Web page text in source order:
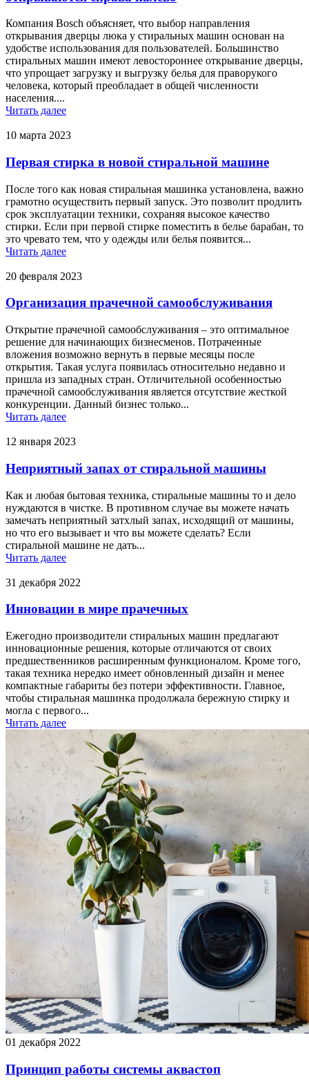
Компания Bosch объясняет, что выбор направления
открывания дверцы люка у стиральных машин основан на
удобстве использования для пользователей. Большинство
стиральных машин имеют левостороннее открывание дверцы,
что упрощает загрузку и выгрузку белья для праворукого
человека, который преобладает в общей численности
населения....
Читать далее
10 марта 2023
Первая стирка в новой стиральной машине
После того как новая стиральная машинка установлена, важно
грамотно осуществить первый запуск. Это позволит продлить
срок эксплуатации техники, сохраняя высокое качество
стирки. Если при первой стирке поместить в белье барабан, то
это чревато тем, что у одежды или белья появится...
Читать далее
20 февраля 2023
Организация прачечной самообслуживания
Открытие прачечной самообслуживания – это оптимальное
решение для начинающих бизнесменов. Потраченные
вложения возможно вернуть в первые месяцы после
открытия. Такая услуга появилась относительно недавно и
пришла из западных стран. Отличительной особенностью
прачечной самообслуживания является отсутствие жесткой
конкуренции. Данный бизнес только...
Читать далее
12 января 2023
Неприятный запах от стиральной машины
Как и любая бытовая техника, стиральные машины то и дело
нуждаются в чистке. В противном случае вы можете начать
замечать неприятный затхлый запах, исходящий от машины,
но что его вызывает и что вы можете сделать? Если
стиральной машине не дать...
Читать далее
31 декабря 2022
Инновации в мире прачечных
Ежегодно производители стиральных машин предлагают
инновационные решения, которые отличаются от своих
предшественников расширенным функционалом. Кроме того,
такая техника нередко имеет обновленный дизайн и менее
компактные габариты без потери эффективности. Главное,
чтобы стиральная машинка продолжала бережную стирку и
могла с первого...
Читать далее
01 декабря 2022
Принцип работы системы аквастоп